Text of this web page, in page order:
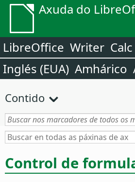
Axuda do
LibreOffice Writer Calc
Inglés (EUA) Amhárico
Contido
Control de